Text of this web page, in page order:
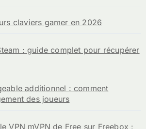
claviers gamer en 2026
: guide complet pour récupérer
additionnel : comment
des joueurs
VPN mVPN de Free sur Freebox :